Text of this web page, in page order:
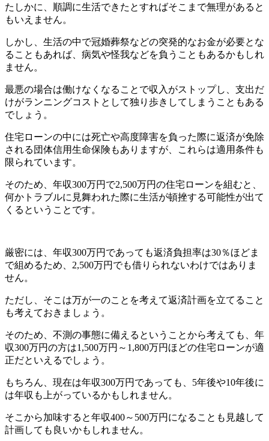
たしかに、順調に生活できたとすればそこまで無理があると
もいえません。
しかし、生活の中で冠婚葬祭などの突発的なお金が必要とな
ることもあれば、病気や怪我などを負うこともあるかもしれ
ません。
最悪の場合は働けなくなることで収入がストップし、支出だ
けがランニングコストとして独り歩きしてしまうこともある
でしょう。
住宅ローンの中には死亡や高度障害を負った際に返済が免除
される団体信用生命保険もありますが、これらは適用条件も
限られています。
そのため、年収300万円で2,500万円の住宅ローンを組むと、
何かトラブルに見舞われた際に生活が頓挫する可能性が出て
くるということです。
厳密には、年収300万円であっても返済負担率は30％ほどま
で組めるため、2,500万円でも借りられないわけではありま
せん。
ただし、そこは万が一のことを考えて返済計画を立てること
も考えておきましょう。
そのため、不測の事態に備えるということから考えても、年
収300万円の方は1,500万円～1,800万円ほどの住宅ローンが適
正だといえるでしょう。
もちろん、現在は年収300万円であっても、5年後や10年後に
は年収も上がっているかもしれません。
そこから加味すると年収400～500万円になることも見越して
計画しても良いかもしれません。